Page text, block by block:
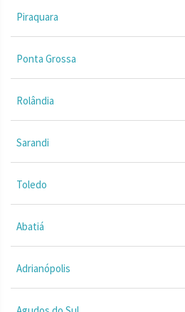
Piraquara
Ponta Grossa
Rolândia
Sarandi
Toledo
Abatiá
Adrianópolis